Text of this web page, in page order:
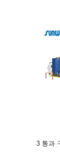
통 모